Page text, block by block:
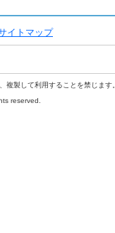
イトマップ
複製して利用することを禁じます。
reserved.